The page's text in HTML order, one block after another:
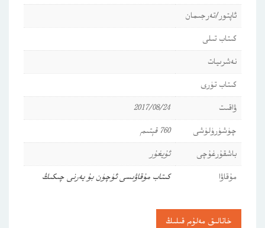
ئاپتور/تەرجىمان
كىتاب تىلى
نەشرىيات
كىتاب تۈرى
ۋاقىت
2017/08/24
چۈشۈرۈلۈشى
760 قېتىم
باشقۇرغۇچى
ئۇيغۇر
مۇقاۋا
كىتاب مۇقاۋىسى ئۈچۈن بۇ يەرنى چىكىڭ
خاتالىق مەلۇم قىلىڭ